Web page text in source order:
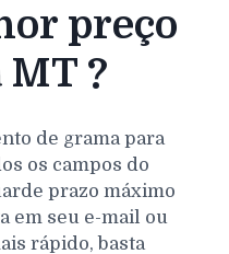
preço
?
de grama para
os campos do
prazo máximo
em seu e-mail ou
rápido, basta